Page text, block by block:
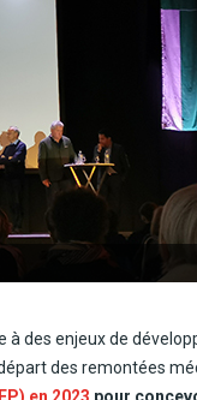
à des enjeux de
des remontées